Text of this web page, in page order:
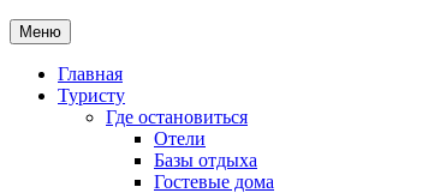
Меню
Главная
Туристу
Где остановиться
Отели
Базы отдыха
Гостевые дома